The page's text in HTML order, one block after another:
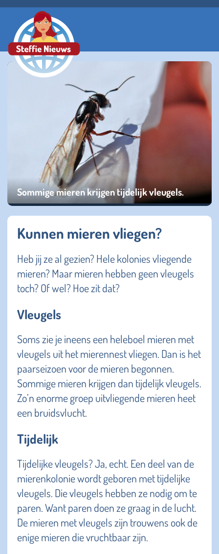
Sommige mieren krijgen tijdelijk vleugels.
Kunnen mieren vliegen?
Heb jij ze al gezien? Hele kolonies vliegende
mieren? Maar mieren hebben geen vleugels
toch? Of wel? Hoe zit dat?
Vleugels
Soms zie je ineens een heleboel mieren met
vleugels uit het mierennest vliegen. Dan is het
paarseizoen voor de mieren begonnen.
Sommige mieren krijgen dan tijdelijk vleugels.
Zo’n enorme groep uitvliegende mieren heet
een bruidsvlucht.
Tijdelijk
Tijdelijke vleugels? Ja, echt. Een deel van de
mierenkolonie wordt geboren met tijdelijke
vleugels. Die vleugels hebben ze nodig om te
paren. Want paren doen ze graag in de lucht.
De mieren met vleugels zijn trouwens ook de
enige mieren die vruchtbaar zijn.